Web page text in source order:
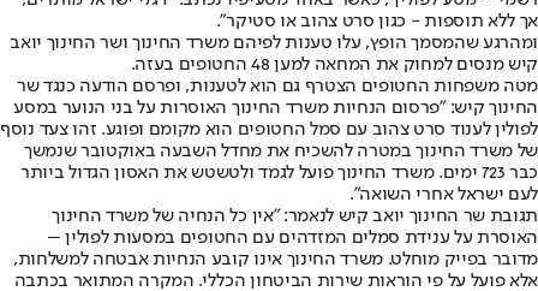
אך ללא תוספות - כגון סרט צהוב או סטיקר".
ומהרגע שהמסמך הופץ, עלו טענות לפיהם משרד החינוך ושר החינוך יואב
קיש מנסים למחוק את המחאה למען 48 החטופים בעזה.
מטה משפחות החטופים הצטרף גם הוא לטענות, ופרסם הודעה כנגד שר
החינוך קיש: "פרסום הנחיות משרד החינוך האוסרות על בני הנוער במסע
לפולין לענוד סרט צהוב עם סמל החטופים הוא מקומם ופוגע. זהו צעד נוסף
של משרד החינוך במטרה להשכיח את מחדל השבעה באוקטובר שנמשך
כבר 723 ימים. משרד החינוך פועל לגמד ולטשטש את האסון הגדול ביותר
לעם ישראל אחרי השואה".
תגובת שר החינוך יואב קיש לנאמר: "אין כל הנחיה של משרד החינוך
האוסרת על ענידת סמלים המזדהים עם החטופים במסעות לפולין –
מדובר בפייק מוחלט. משרד החינוך אינו קובע הנחיות אבטחה למשלחות,
אלא פועל על פי הוראות שירות הביטחון הכללי. המקרה המתואר בכתבה